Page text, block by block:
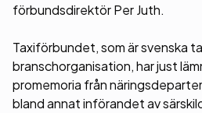
förbundsdirektör Per Juth.
Taxiförbundet, som är svenska
branschorganisation, har just
promemoria från
bland annat införandet av